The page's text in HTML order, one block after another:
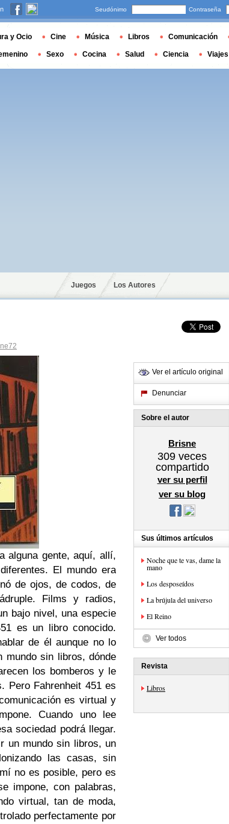
Juegos Los Autores
alguna gente, aquí, allí,
El mundo era
de ojos, de codos, de
Films y radios,
bajo nivel, una especie
es un libro conocido.
de él aunque no lo
mundo sin libros, dónde
los bomberos y le
Pero Fahrenheit 451 es
es virtual y
Cuando uno lee
sociedad podrá llegar.
un mundo sin libros, un
las casas, sin
no es posible, pero es
impone, con palabras,
virtual, tan de moda,
perfectamente por
Ver el artículo original
Denunciar
Sobre el autor
Brisne
309 veces
compartido
ver su perfil
ver su blog
Sus últimos artículos
Noche que te vas, dame la
mano
Los desposeídos
La brújula del universo
El Reino
Ver todos
Revista
Libros
Seudónimo Contraseña
y Ocio Cine Música Libros Comunicación
Sexo Cocina Salud Ciencia Viajes